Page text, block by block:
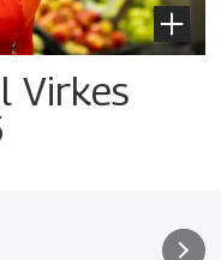
Virkes